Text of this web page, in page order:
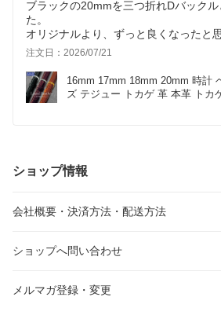
ブラックの20mmを三つ折れDバック
た。
オリジナルより、ずっと良くなったと
注文日：2026/07/21
16mm 17mm 18mm 20mm 時計
ズ テジュー トカゲ 革 本革 トカ
ショップ情報
会社概要・決済方法・配送方法
ショップへ問い合わせ
メルマガ登録・変更